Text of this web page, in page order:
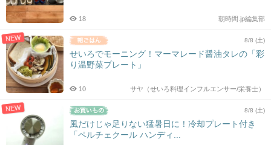
朝時間.jp編集部
18
NEW 8/8 (土)
せいろでモーニング！マーマレード醤油タレの「彩
り温野菜プレート」
サヤ（せいろ料理インフルエンサー/栄養士）
10
NEW 8/8 (土)
風だけじゃ足りない猛暑日に！冷却プレート付き
「ペルチェクール ハンディ...